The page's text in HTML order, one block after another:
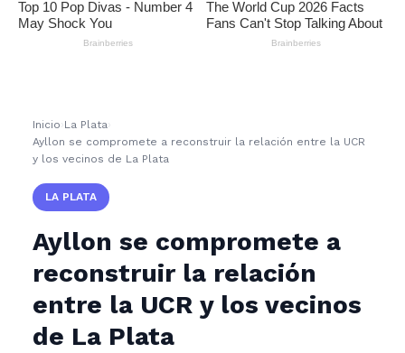
Inicio ›La Plata›
Ayllon se compromete a reconstruir la relación entre la UCR
y los vecinos de La Plata
LA PLATA
Ayllon se compromete a
reconstruir la relación
entre la UCR y los vecinos
de La Plata